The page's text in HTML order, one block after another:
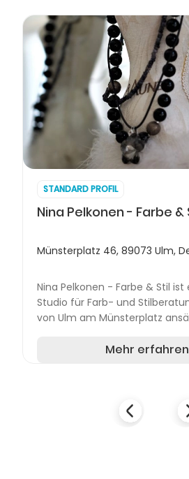
STANDARD PROFIL
Nina Pelkonen - Farbe &
Münsterplatz 46, 89073 Ulm,
Nina Pelkonen - Farbe & Stil
Studio für Farb- und
von Ulm am Münsterplatz
Mehr erfahren